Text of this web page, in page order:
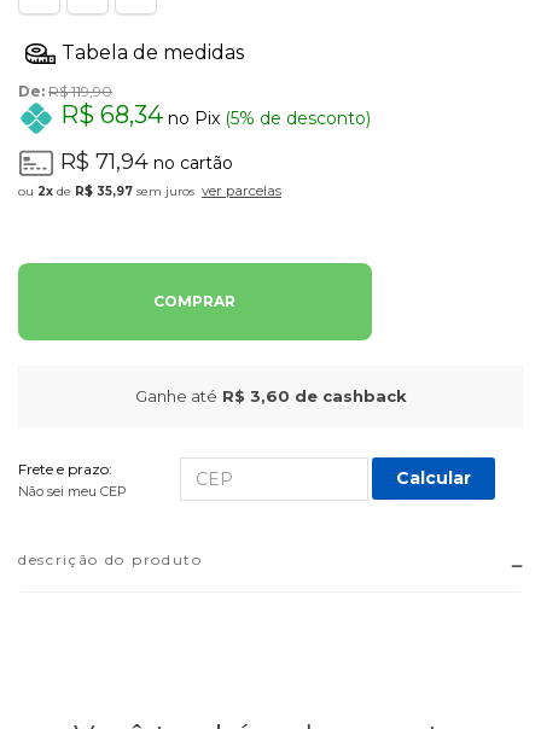
De: R$ 119,90
R$ 68,34 no Pix (5% de desconto)
R$ 71,94 no cartão
2x de R$ 35,97 sem juros ver parcelas
COMPRAR
Ganhe até R$ 3,60 de cashback
Frete e prazo:
Não sei meu CEP
Calcular
descrição do produto